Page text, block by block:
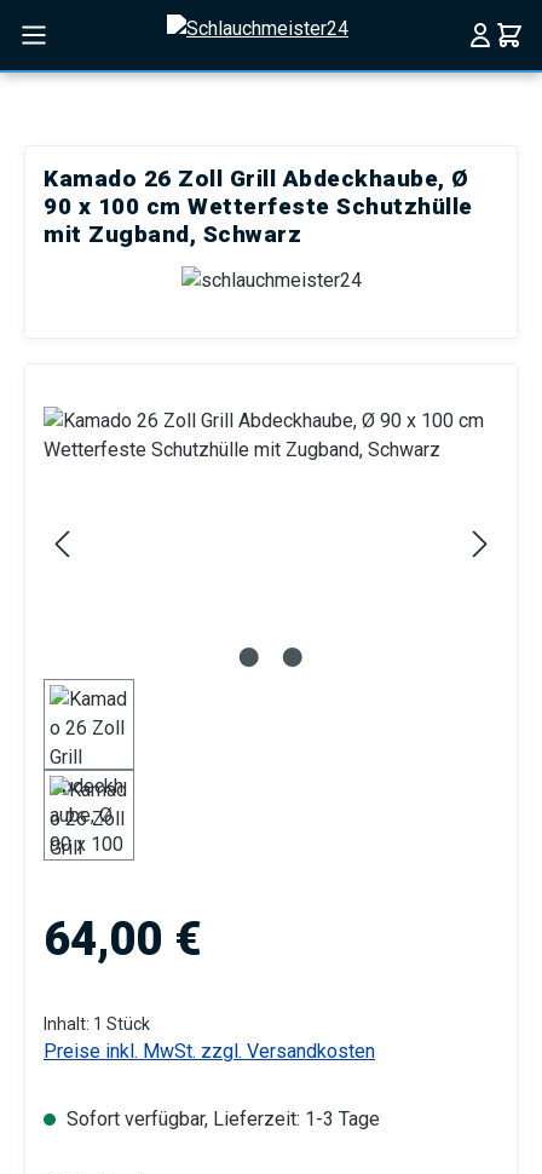
Zum Hauptinhalt springen
Kamado 26 Zoll Grill Abdeckhaube, Ø
90 x 100 cm Wetterfeste Schutzhülle
mit Zugband, Schwarz
Regulärer Preis:
64,00 €
Inhalt: 1 Stück
Preise inkl. MwSt. zzgl. Versandkosten
Sofort verfügbar, Lieferzeit: 1-3 Tage